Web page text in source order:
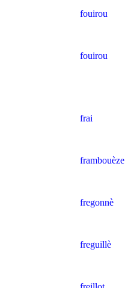
fouirou
fouirou
frai
frambouèze
fregonnè
freguillè